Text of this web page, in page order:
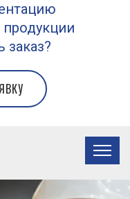
продукции